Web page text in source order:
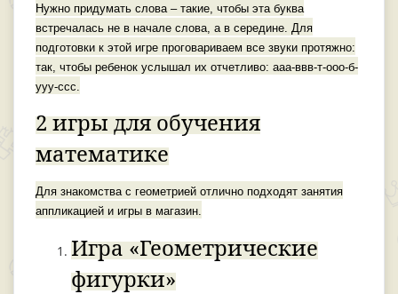
Нужно придумать слова – такие, чтобы эта буква
встречалась не в начале слова, а в середине. Для
подготовки к этой игре проговариваем все звуки протяжно:
так, чтобы ребенок услышал их отчетливо: ааа-ввв-т-ооо-б-
ууу-ссс.
2 игры для обучения
математике
Для знакомства с геометрией отлично подходят занятия
аппликацией и игры в магазин.
Игра «Геометрические
фигурки»